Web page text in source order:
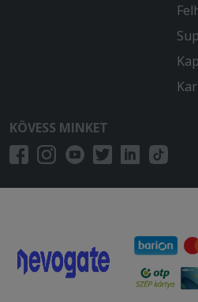
Minden jó volt
Gyors kiszállítás,
2025-10-03 - Edina:
2025-08-18 - Izabella:
Az extra jalapeno
pizzáról amit
KÖVESS MINKET